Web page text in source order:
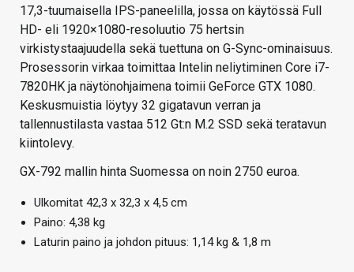
17,3-tuumaisella IPS-paneelilla, jossa on käytössä Full
HD- eli 1920×1080-resoluutio 75 hertsin
virkistystaajuudella sekä tuettuna on G-Sync-ominaisuus.
Prosessorin virkaa toimittaa Intelin neliytiminen Core i7-
7820HK ja näytönohjaimena toimii GeForce GTX 1080.
Keskusmuistia löytyy 32 gigatavun verran ja
tallennustilasta vastaa 512 Gt:n M.2 SSD sekä teratavun
kiintolevy.
GX-792 mallin hinta Suomessa on noin 2750 euroa.
Ulkomitat 42,3 x 32,3 x 4,5 cm
Paino: 4,38 kg
Laturin paino ja johdon pituus: 1,14 kg & 1,8 m